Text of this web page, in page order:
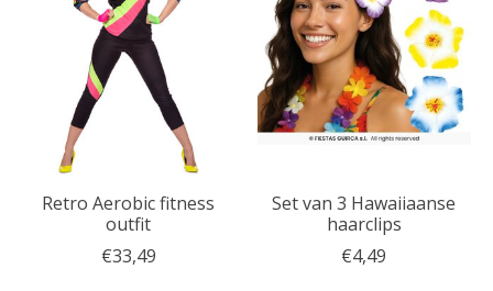
Retro Aerobic fitness
outfit
€33,49
Set van 3 Hawaiiaanse
haarclips
€4,49